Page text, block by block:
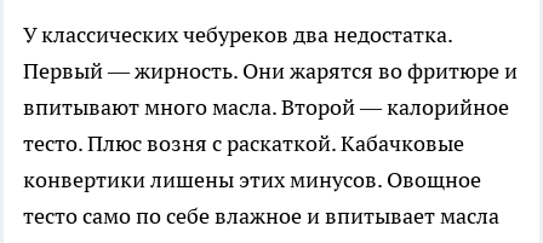
У классических чебуреков два недостатка.
Первый — жирность. Они жарятся во фритюре и
впитывают много масла. Второй — калорийное
тесто. Плюс возня с раскаткой. Кабачковые
конвертики лишены этих минусов. Овощное
тесто само по себе влажное и впитывает масла